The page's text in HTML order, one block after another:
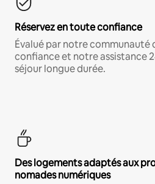
Réservez en toute confiance
Évalué par notre communauté
confiance et notre assistance
séjour longue durée.
Des logements adaptés aux
nomades numériques